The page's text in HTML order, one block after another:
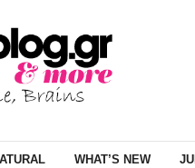
WHAT’S NEW